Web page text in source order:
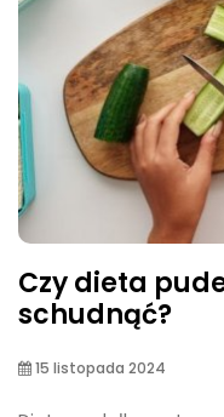
Czy dieta
schudnąć?
15 listopada 2024